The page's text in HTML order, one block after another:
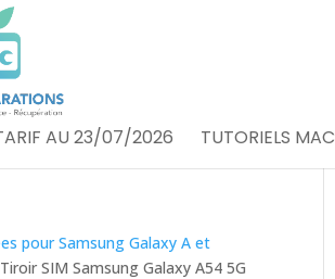
AU 23/07/2026 TUTORIELS MAC
pour Samsung Galaxy A et
SIM Samsung Galaxy A54 5G